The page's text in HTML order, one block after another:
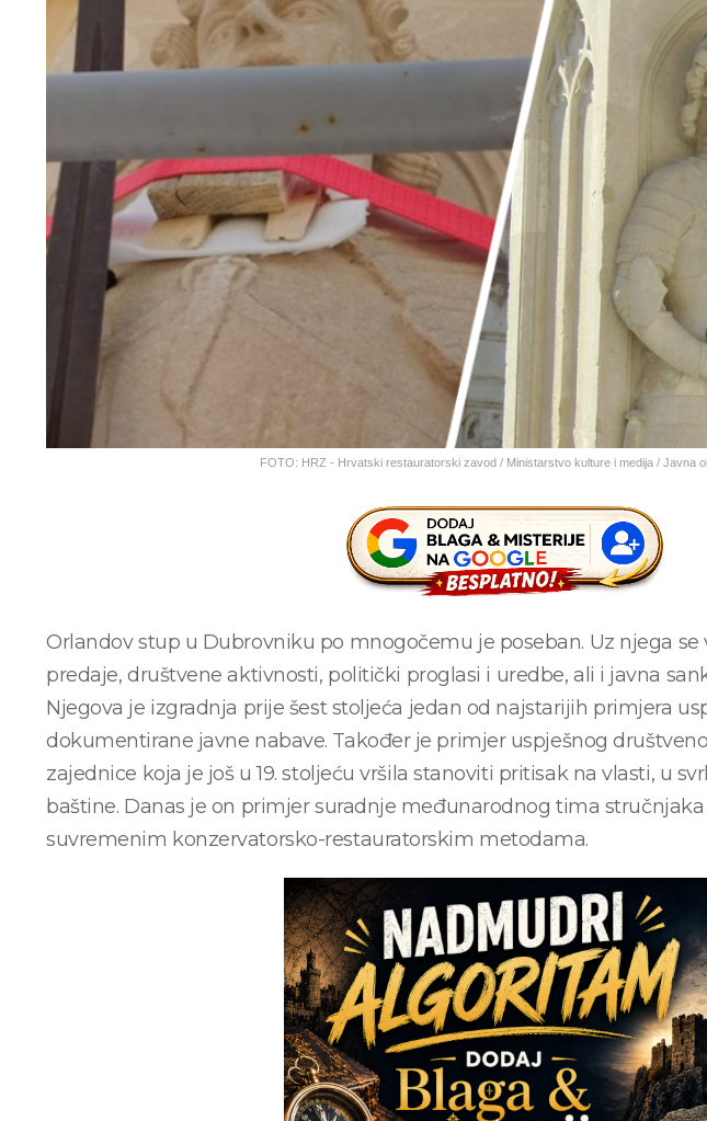
FOTO: HRZ - Hrvatski restauratorski zavod / Ministarstvo kulture i medija / Javna
Orlandov stup u Dubrovniku po mnogočemu je poseban. Uz njega se
predaje, društvene aktivnosti, politički proglasi i uredbe, ali i javna
Njegova je izgradnja prije šest stoljeća jedan od najstarijih primjera
dokumentirane javne nabave. Također je primjer uspješnog
zajednice koja je još u 19. stoljeću vršila stanoviti pritisak na vlasti, u
baštine. Danas je on primjer suradnje međunarodnog tima
suvremenim konzervatorsko-restauratorskim metodama.